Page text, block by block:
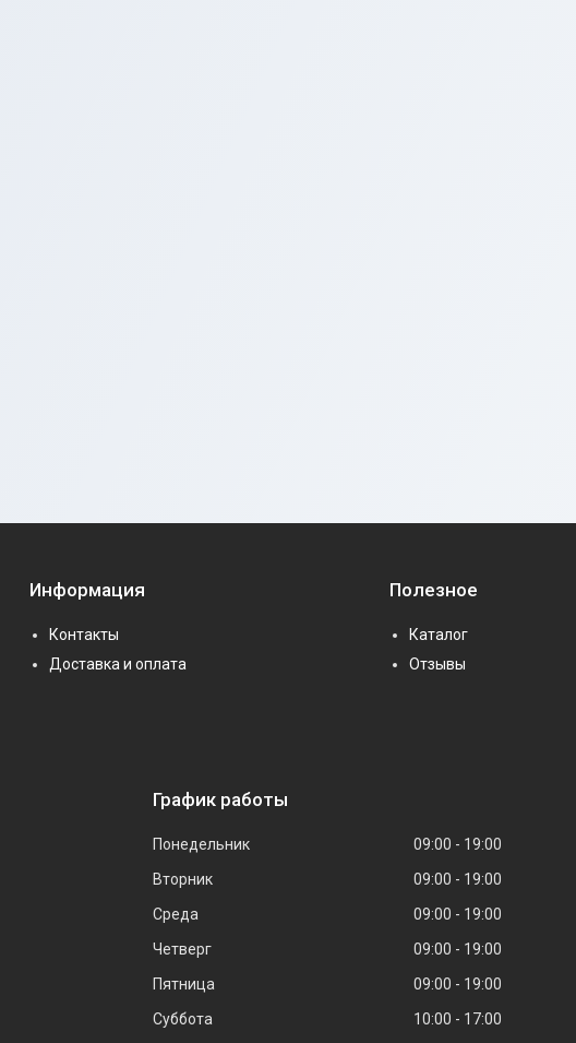
Информация
Контакты
Доставка и оплата
Полезное
Каталог
Отзывы
График работы
Понедельник 09:00
19:00
Вторник
09:00
19:00
Среда
09:00
19:00
Четверг
09:00
19:00
Пятница
09:00
19:00
Суббота
10:00 17:00